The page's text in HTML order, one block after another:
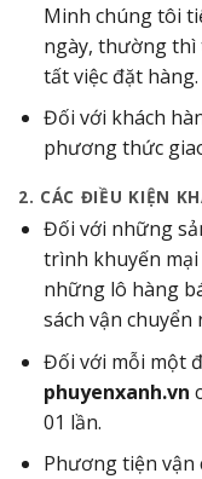
Minh chúng tôi
ngày, thường
tất việc đặt hàng.
Đối với khách
phương thức
2. CÁC ĐIỀU KIỆN
Đối với những
trình khuyến
những lô hàng
sách vận chuyển
Đối với mỗi một
phuyenxanh.vn
01 lần.
Phương tiện vận